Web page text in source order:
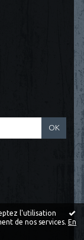
l'utilisation
de nos services. En